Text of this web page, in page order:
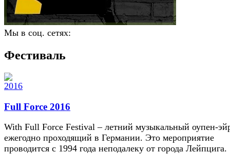
Мы в соц. сетях:
Фестиваль
Full Force 2016
With Full Force Festival – летний музыкальный оупен-
ежегодно проходящий в Германии. Это мероприятие
проводится с 1994 года неподалеку от города Лейпцига.